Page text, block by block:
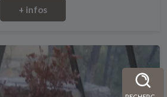
+ infos